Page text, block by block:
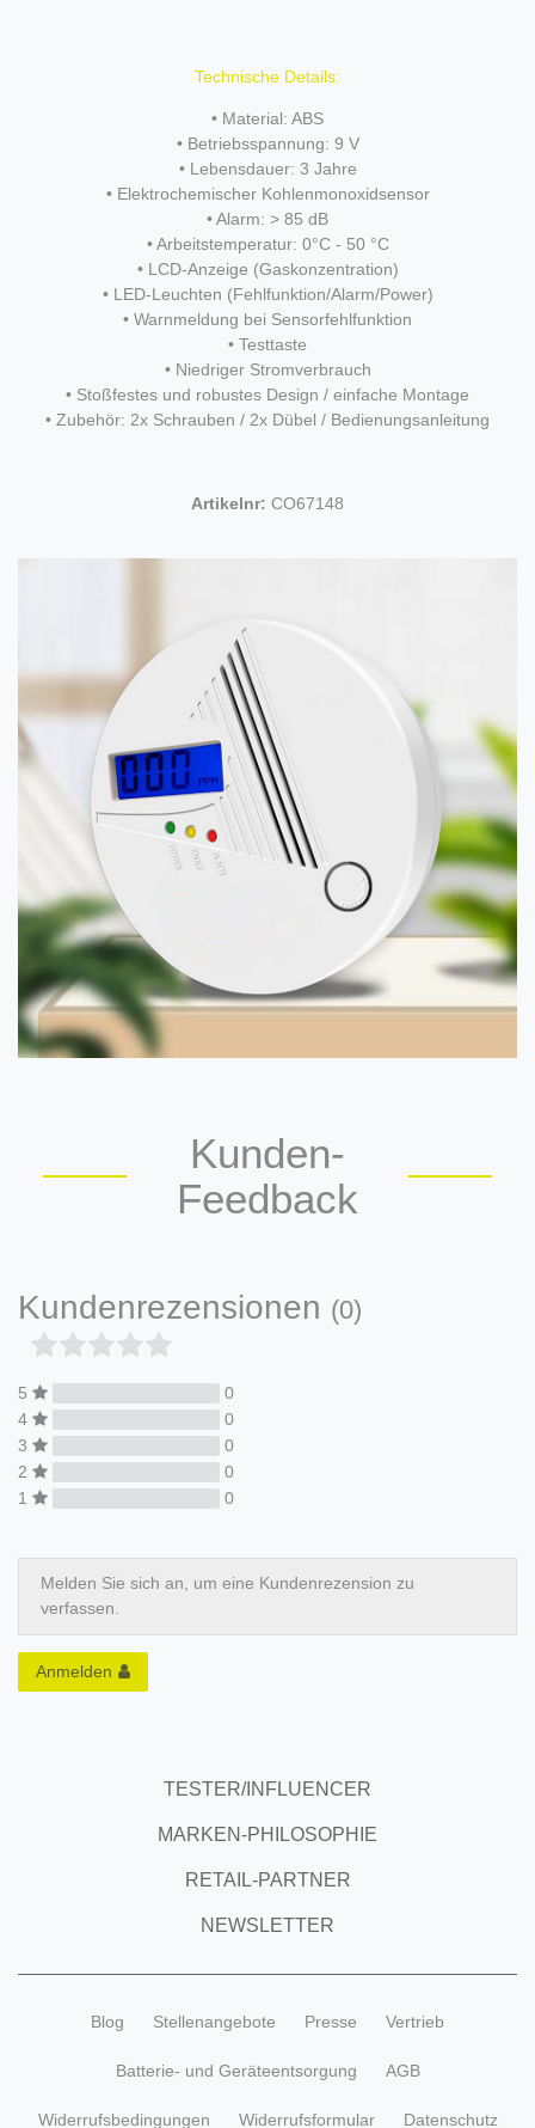
Technische Details:
• Material: ABS
• Betriebsspannung: 9 V
• Lebensdauer: 3 Jahre
• Elektrochemischer Kohlenmonoxidsensor
• Alarm: > 85 dB
• Arbeitstemperatur: 0°C - 50 °C
• LCD-Anzeige (Gaskonzentration)
• LED-Leuchten (Fehlfunktion/Alarm/Power)
• Warnmeldung bei Sensorfehlfunktion
• Testtaste
• Niedriger Stromverbrauch
• Stoßfestes und robustes Design / einfache Montage
• Zubehör: 2x Schrauben / 2x Dübel / Bedienungsanleitung
Artikelnr: CO67148
Kunden-
Feedback
Kundenrezensionen (0)
5
0
4
0
3
0
2
0
1
0
Melden Sie sich an, um eine Kundenrezension zu
verfassen.
Anmelden
TESTER/INFLUENCER
MARKEN-PHILOSOPHIE
RETAIL-PARTNER
NEWSLETTER
Blog Stellenangebote Presse Vertrieb
Batterie- und Geräteentsorgung AGB
Widerrufsbedingungen Widerrufsformular Datenschutz